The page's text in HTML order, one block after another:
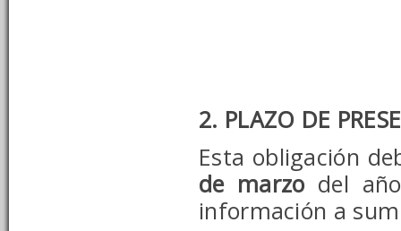
2. PLAZO DE
Esta obligación
de marzo del
información a